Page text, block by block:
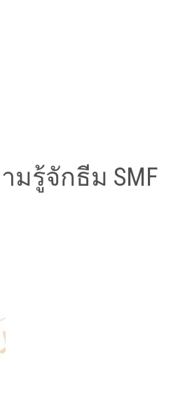
มรู้จักธีม SMF